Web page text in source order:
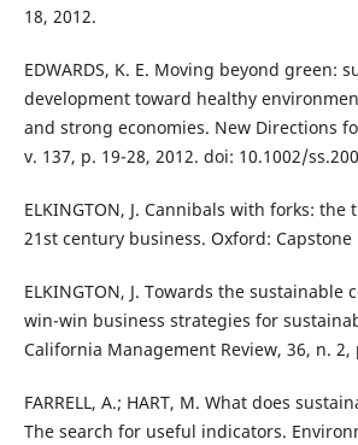
18, 2012.
EDWARDS, K. E. Moving beyond green:
development toward healthy
and strong economies. New Directions
v. 137, p. 19-28, 2012. doi: 10.1002/
ELKINGTON, J. Cannibals with forks:
21st century business. Oxford:
ELKINGTON, J. Towards the sustainable
win-win business strategies for
California Management Review, 36, n. 2,
FARRELL, A.; HART, M. What does
The search for useful indicators.